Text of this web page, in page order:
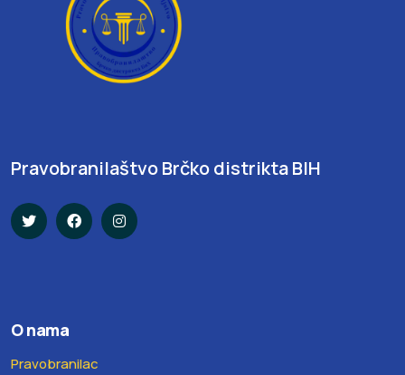
Pravobranilaštvo Brčko distrikta BIH
O nama
Pravobranilac